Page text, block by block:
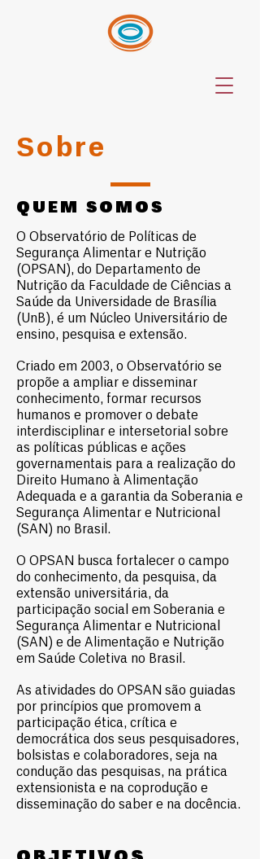
Sobre
QUEM SOMOS
O Observatório de Políticas de
Segurança Alimentar e Nutrição
(OPSAN), do Departamento de
Nutrição da Faculdade de Ciências a
Saúde da Universidade de Brasília
(UnB), é um Núcleo Universitário de
ensino, pesquisa e extensão.
Criado em 2003, o Observatório se
propõe a ampliar e disseminar
conhecimento, formar recursos
humanos e promover o debate
interdisciplinar e intersetorial sobre
as políticas públicas e ações
governamentais para a realização do
Direito Humano à Alimentação
Adequada e a garantia da Soberania e
Segurança Alimentar e Nutricional
(SAN) no Brasil.
O OPSAN busca fortalecer o campo
do conhecimento, da pesquisa, da
extensão universitária, da
participação social em Soberania e
Segurança Alimentar e Nutricional
(SAN) e de Alimentação e Nutrição
em Saúde Coletiva no Brasil.
As atividades do OPSAN são guiadas
por princípios que promovem a
participação ética, crítica e
democrática dos seus pesquisadores,
bolsistas e colaboradores, seja na
condução das pesquisas, na prática
extensionista e na coprodução e
disseminação do saber e na docência.